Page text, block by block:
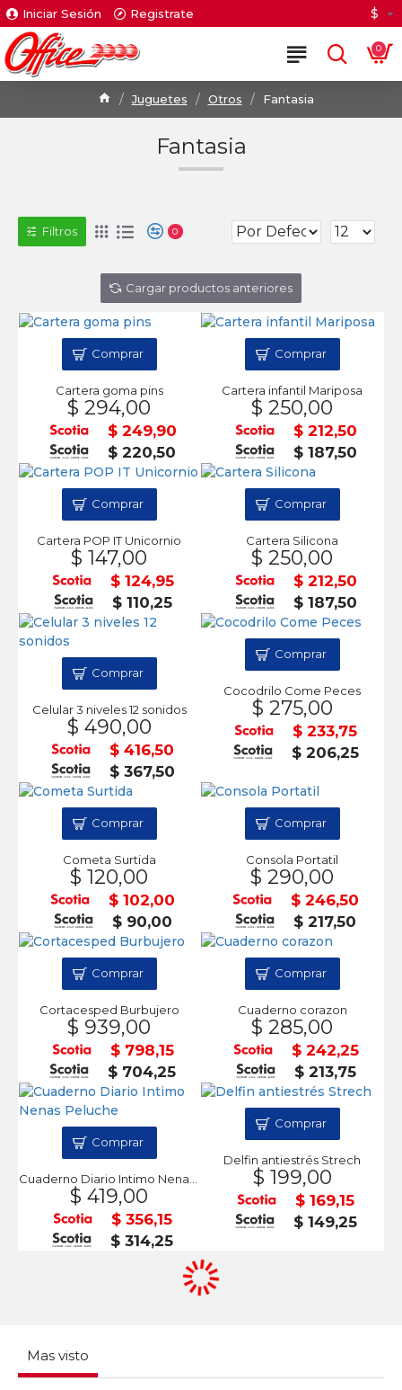
Iniciar Sesión Registrate $
0
Juguetes Otros Fantasia
Fantasia
Filtros 0
Cargar productos anteriores
Cartera goma pins
$ 294,00
$ 249,90
$ 220,50
Comprar
Cartera infantil Mariposa
$ 250,00
$ 212,50
$ 187,50
Comprar
Cartera POP IT Unicornio
$ 147,00
$ 124,95
$ 110,25
Comprar
Cartera Silicona
$ 250,00
$ 212,50
$ 187,50
Comprar
Celular 3 niveles 12 sonidos
$ 490,00
$ 416,50
$ 367,50
Comprar
Cocodrilo Come Peces
$ 275,00
$ 233,75
$ 206,25
Comprar
Cometa Surtida
$ 120,00
$ 102,00
$ 90,00
Comprar
Consola Portatil
$ 290,00
$ 246,50
$ 217,50
Comprar
Cortacesped Burbujero
$ 939,00
$ 798,15
$ 704,25
Comprar
Cuaderno corazon
$ 285,00
$ 242,25
$ 213,75
Comprar
$ 419,00
$ 356,15
$ 314,25
Comprar
Delfin antiestrés Strech
$ 199,00
$ 169,15
$ 149,25
Comprar
Mas visto